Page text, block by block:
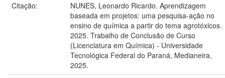
Citação:
NUNES, Leonardo Ricardo. Aprendizagem
baseada em projetos: uma pesquisa-ação no
ensino de química a partir do tema agrotóxicos.
2025. Trabalho de Conclusão de Curso
(Licenciatura em Química) - Universidade
Tecnológica Federal do Paraná, Medianeira,
2025.